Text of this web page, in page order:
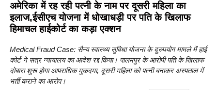
अमेरिका में रह रही पत्नी के नाम पर दूसरी महिला का
इलाज,ईसीएच योजना में धोखाधड़ी पर पति के खिलाफ
हिमाचल हाईकोर्ट का कड़ा एक्शन
Medical Fraud Case: सैन्य स्वास्थ्य सुविधा योजना के दुरुपयोग मामले में हाई
कोर्ट ने सत्र न्यायालय का आदेश रद्द किया। पालमपुर के आरोपी पति के खिलाफ
दोबारा शुरू होगा आपराधिक मुकदमा, दूसरी महिला को पत्नी बनाकर अस्पताल में
भर्ती कराने का आरोप।